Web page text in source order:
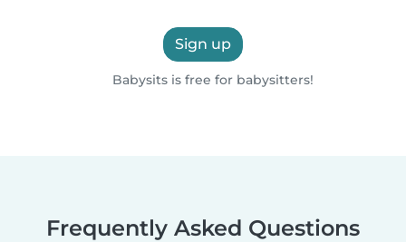
Sign up
Babysits is free for babysitters!
Frequently Asked Questions